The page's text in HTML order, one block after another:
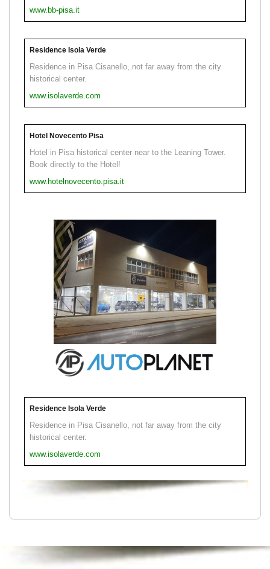
www.bb-pisa.it
Residence Isola Verde
Residence in Pisa Cisanello, not far away from the city
historical center.
www.isolaverde.com
Hotel Novecento Pisa
Hotel in Pisa historical center near to the Leaning Tower.
Book directly to the Hotel!
www.hotelnovecento.pisa.it
Residence Isola Verde
Residence in Pisa Cisanello, not far away from the city
historical center.
www.isolaverde.com